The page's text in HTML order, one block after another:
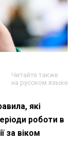
Читайте также
на русском языке
які
роботи в
за віком